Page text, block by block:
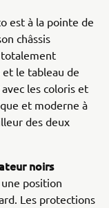
est à la pointe de
châssis
le tableau de
les coloris et
et moderne à
des deux
noirs
position
Les protections